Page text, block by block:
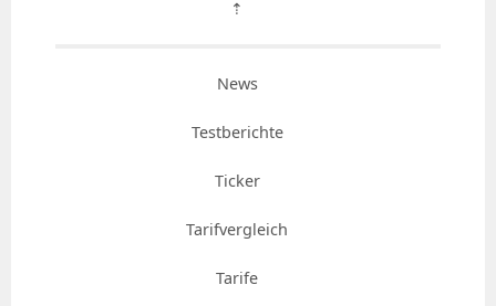
⇡
News
Testberichte
Ticker
Tarifvergleich
Tarife